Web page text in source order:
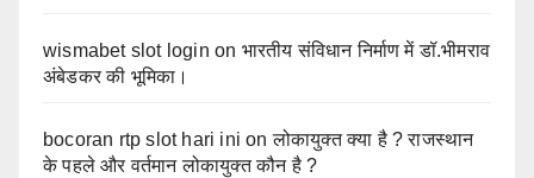
wismabet slot login on भारतीय संविधान निर्माण में डॉ.भीमराव
अंबेडकर की भूमिका।
bocoran rtp slot hari ini onलोकायुक्त क्या है ? राजस्थान
के पहले और वर्तमान लोकायुक्त कौन है ?